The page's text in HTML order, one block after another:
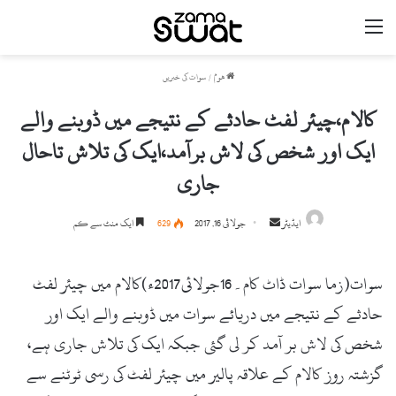
ھوم / سوات کی خبریں
کالام،چیئر لفٹ حادثے کے نتیجے میں ڈوبنے والے
ایک اور شخص کی لاش برآمد،ایک کی تلاش تاحال
جاری
ایڈیٹر
d
e
m
جولائی 16, 2017 629 ایک منٹ سے کم
سوات(زما سوات ڈاٹ کام۔16جولائی2017ء)کالام میں چیئر لفٹ
حادثے کے نتیجے میں دریائے سوات میں ڈوبنے والے ایک اور
شخص کی لاش بر آمد کر لی گئی جبکہ ایک کی تلاش جاری ہے،
گزشتہ روز کالام کے علاقہ پالیر میں چیئر لفٹ کی رسی ٹوٹنے سے